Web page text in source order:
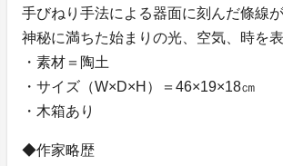
手びねり手法による器面に刻んだ條線
神秘に満ちた始まりの光、空気、時を表
・素材＝陶土
・サイズ（W×D×H）＝46×19×18㎝
・木箱あり
◆作家略歴